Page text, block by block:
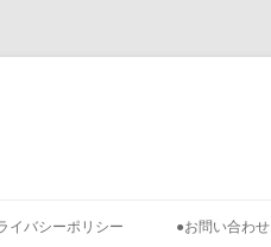
イバシーポリシー ●お問い合わせ